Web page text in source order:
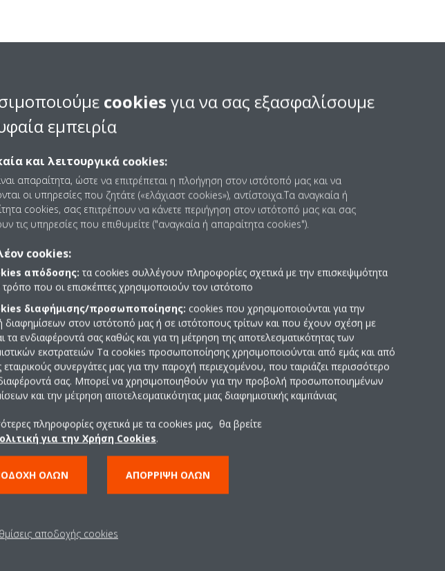
Select your
language:
ENGLISH (US)
START
cookies για να σας εξασφαλίσουμε
εμπειρία
και λειτουργικά cookies:
απαραίτητα, ώστε να επιτρέπεται η πλοήγηση στον ιστότοπό μας και να
οι υπηρεσίες που ζητάτε («ελάχιαστ cookies»), αντίστοιχα.Τα αναγκαία ή
cookies, σας επιτρέπουν να κάνετε περιήγηση στον ιστότοπό μας και σας
τις υπηρεσίες που επιθυμείτε ("αναγκαία ή απαραίτητα cookies").
cookies:
απόδοσης: τα cookies συλλέγουν πληροφορίες σχετικά με την επισκεψιμότητα
τρόπο που οι επισκέπτες χρησιμοποιούν τον ιστότοπο
διαφήμισης/προσωποποίησης: cookies που χρησιμοποιούνται για την
διαφημίσεων στον ιστότοπό μας ή σε ιστότοπους τρίτων και που έχουν σχέση με
τα ενδιαφέροντά σας καθώς και για τη μέτρηση της αποτελεσματικότητας των
εκστρατειών Τα cookies προσωποποίησης χρησιμοποιούνται από εμάς και από
εταιρικούς συνεργάτες μας για την παροχή περιεχομένου, που ταιριάζει περισσότερο
σας. Μπορεί να χρησιμοποιηθούν για την προβολή προσωποποιημένων
και την μέτρηση αποτελεσματικότητας μιας διαφημιστικής καμπάνιας
πληροφορίες σχετικά με τα cookies μας, θα βρείτε
για την Χρήση Cookies.
ΌΛΩΝ ΑΠΌΡΡΙΨΗ ΌΛΩΝ
αποδοχής cookies